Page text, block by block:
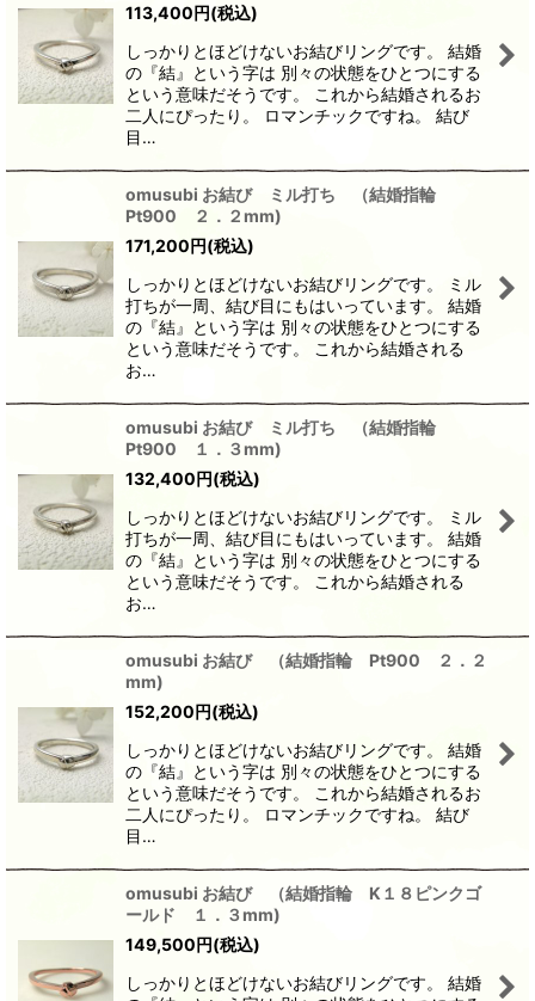
113,400円(税込)
しっかりとほどけないお結びリングです。 結婚
の『結』という字は 別々の状態をひとつにする
という意味だそうです。 これから結婚されるお
二人にぴったり。 ロマンチックですね。 結び
目…
omusubi お結び ミル打ち （結婚指輪
Pt900 ２．２mm)
171,200円(税込)
しっかりとほどけないお結びリングです。 ミル
打ちが一周、結び目にもはいっています。 結婚
の『結』という字は 別々の状態をひとつにする
という意味だそうです。 これから結婚される
お…
omusubi お結び ミル打ち （結婚指輪
Pt900 １．３mm)
132,400円(税込)
しっかりとほどけないお結びリングです。 ミル
打ちが一周、結び目にもはいっています。 結婚
の『結』という字は 別々の状態をひとつにする
という意味だそうです。 これから結婚される
お…
omusubi お結び （結婚指輪 Pt900 ２．２
mm)
152,200円(税込)
しっかりとほどけないお結びリングです。 結婚
の『結』という字は 別々の状態をひとつにする
という意味だそうです。 これから結婚されるお
二人にぴったり。 ロマンチックですね。 結び
目…
omusubi お結び （結婚指輪 K１８ピンクゴ
ールド １．３mm)
149,500円(税込)
しっかりとほどけないお結びリングです。 結婚